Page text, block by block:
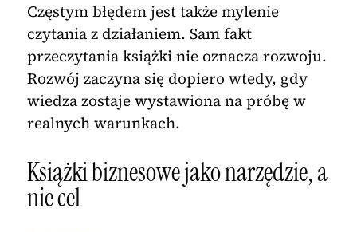
Częstym błędem jest także mylenie
czytania z działaniem. Sam fakt
przeczytania książki nie oznacza rozwoju.
Rozwój zaczyna się dopiero wtedy, gdy
wiedza zostaje wystawiona na próbę w
realnych warunkach.
Książki biznesowe jako narzędzie, a
nie cel